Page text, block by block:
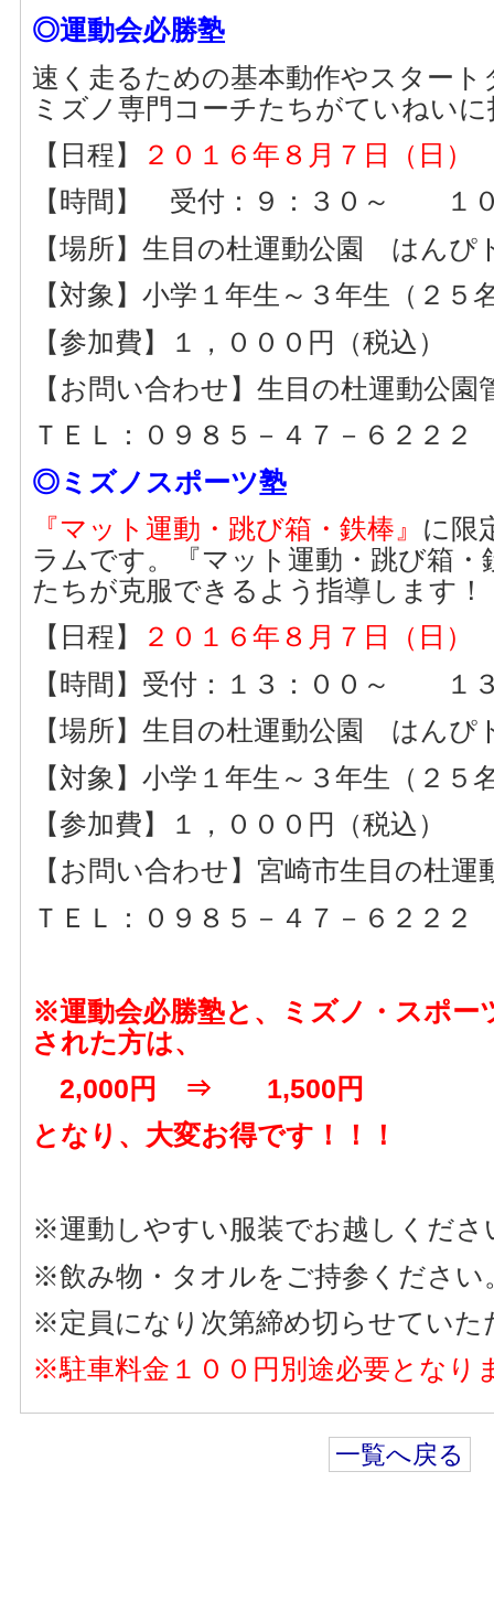
◎運動会必勝塾
速く走るための基本動作やスター
ミズノ専門コーチたちがていねい
【日程】
２０１６年８月７日（日）
【時間】 受付：９：３０～ １０
【場所】生目の杜運動公園 はんぴ
【対象】小学１年生～３年生（２５
【参加費】１，０００円（税込）
【お問い合わせ】生目の杜運動公園
ＴＥＬ：０９８５－４７－６２２２
◎ミズノスポーツ塾
『マット運動・跳び箱・鉄棒』 に限
ラムです。『マット運動・跳び箱・
たちが克服できるよう指導します！
【日程】
２０１６年８月７日
（日）
【時間】受付：１３：００～ １
【場所】生目の杜運動公園 はんぴ
【対象】小学１年生～３年生（２５
【参加費】１，０００円（税込）
【お問い合わせ】宮崎市生目の杜運
ＴＥＬ：０９８５－４７－６２２２
※運動会必勝塾と、ミズノ・スポー
された方は、
2,000円 ⇒ 1,500円
となり、大変お得です！！！
※運動しやすい服装でお越しくださ
※飲み物・タオルをご持参ください
※定員になり次第締め切らせていた
※駐車料金１００円別途必要となり
一覧へ戻る